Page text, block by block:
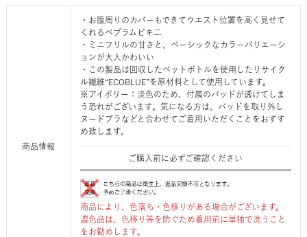
商品情報
・お腹周りのカバーもできてウエスト位置を高く見せて
くれるペプラムビキ二
・ミニフリルの甘さと、ベーシックなカラーバリエーシ
ョンが大人かわいい
・この製品は回収したペットボトルを使用したリサイク
ル繊維“ECOBLUE”を原材料として使用しています。
※アイボリー：淡色のため、付属のパッドが透けてしま
う恐れがございます。気になる方は、パッドを取り外し
ヌードブラなどと合わせてご着用いただくことをおすす
め致します。
ご購入前に必ずご確認ください
商品により、色落ち・色移りがある場合がございます。
濃色品は、色移り等を防ぐため着用前に単独で洗うこと
をお勧めします。